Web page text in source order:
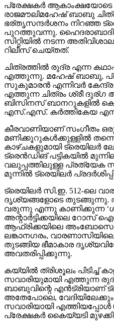
പ്രേക്ഷകര്‍
രാജമൗലിമഹേഷ് ബാബു
ഭര്തൃസന്ദര്‍ശനം നിറഞ്ഞ
പുറത്തുവന്നു.
സിറ്റിയില്‍ നടന്ന
റിലീസ് ചെയ്തത്.
ചിത്രത്തില്‍ രുദ്ര എന്ന
എത്തുന്നു. മഹേഷ് ബാബു,
സുകുമാരന്‍ എന്നിവര്‍ കേന്ദ്ര
എത്തുന്ന ചിത്രം ശ്രീ
ബിസിനസ് ബാനറുകളില്‍
എസ്.എസ്. കര്‍ത്തികേയ
കീരവാണിയാണ് സംഗീതം
മണിക്കൂറുകള്‍ക്കുള്ളില്‍ തന്നെ
കാഴ്ചകളുമായി ട്രെയിലര്‍
ട്രെന്‍ഡിങ് പട്ടികയില്‍
വലുപ്പത്തിലുള്ള പ്രത്യേക
മുന്നില്‍ ട്രെയിലര്‍
ട്രെയിലര്‍ സി.ഇ. 512-ലെ
ദൃശ്യങ്ങളോടെ തുടങ്ങുന്നു.
വരുന്നു എന്നു കാണിക്കുന്ന
അന്റാര്‍ട്ടിക്കയിലെ
ആഫ്രിക്കയിലെ
ലങ്കാനഗരം,
തുടങ്ങിയ ഭീമാകാര
അവതരിപ്പിക്കുന്നു.
കയ്യില്‍ ത്രിശൂലം പിടിച്ച്
സവാരിയുമായി എത്തുന്ന
ബാബുവിന്റെ എന്‍ട്രിയാണ്
അതേപോലെ,
സവാരിയായി എത്തിയപ്പോള്‍
പ്രേക്ഷകര്‍ കൈയ്യടി മുഴക്കി